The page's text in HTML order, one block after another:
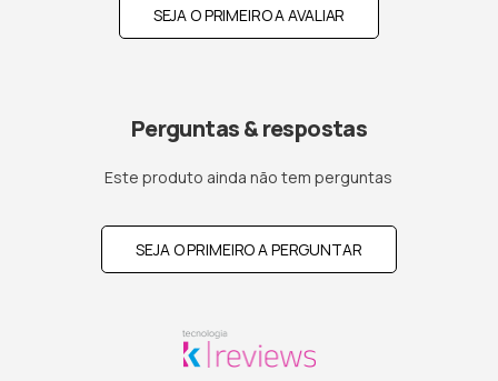
SEJA O PRIMEIRO A AVALIAR
Perguntas & respostas
Este produto ainda não tem perguntas
SEJA O PRIMEIRO A PERGUNTAR